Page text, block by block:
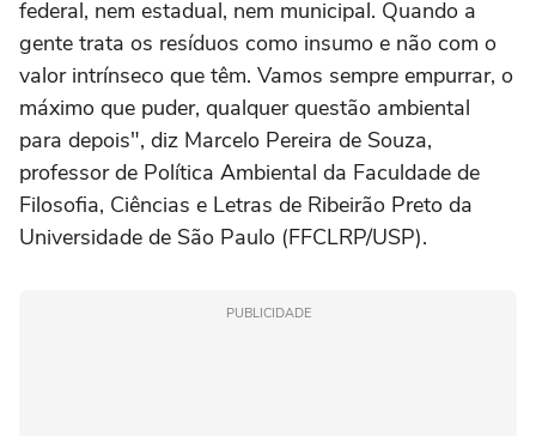
federal, nem estadual, nem municipal. Quando a
gente trata os resíduos como insumo e não com o
valor intrínseco que têm. Vamos sempre empurrar, o
máximo que puder, qualquer questão ambiental
para depois", diz Marcelo Pereira de Souza,
professor de Política Ambiental da Faculdade de
Filosofia, Ciências e Letras de Ribeirão Preto da
Universidade de São Paulo (FFCLRP/USP).
PUBLICIDADE